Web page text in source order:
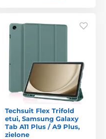
Techsuit Flex Trifold
etui, Samsung Galaxy
Tab A11 Plus / A9 Plus,
zielone